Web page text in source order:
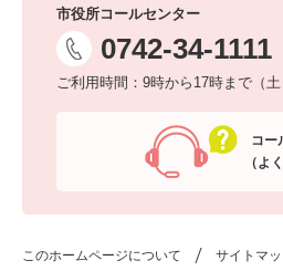
市役所コールセンター
0742-34-1111
ご利用時間：9時から17時まで（
コー
（よ
このホームページについて サイトマ